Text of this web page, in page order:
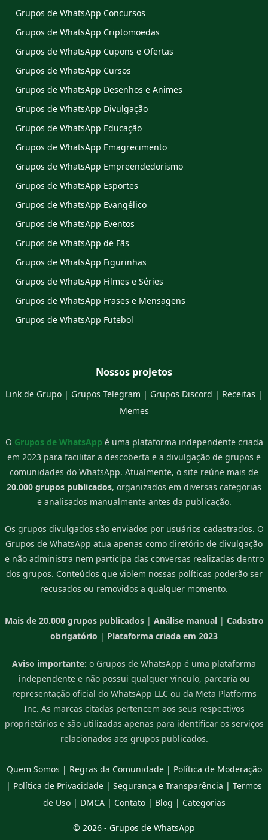
Grupos de WhatsApp Concursos
Grupos de WhatsApp Criptomoedas
Grupos de WhatsApp Cupons e Ofertas
Grupos de WhatsApp Cursos
Grupos de WhatsApp Desenhos e Animes
Grupos de WhatsApp Divulgação
Grupos de WhatsApp Educação
Grupos de WhatsApp Emagrecimento
Grupos de WhatsApp Empreendedorismo
Grupos de WhatsApp Esportes
Grupos de WhatsApp Evangélico
Grupos de WhatsApp Eventos
Grupos de WhatsApp de Fãs
Grupos de WhatsApp Figurinhas
Grupos de WhatsApp Filmes e Séries
Grupos de WhatsApp Frases e Mensagens
Grupos de WhatsApp Futebol
Nossos projetos
Link de Grupo | Grupos Telegram | Grupos Discord | Receitas |
Memes
O Grupos de WhatsApp é uma plataforma independente criada
em 2023 para facilitar a descoberta e a divulgação de grupos e
comunidades do WhatsApp. Atualmente, o site reúne mais de
20.000 grupos publicados, organizados em diversas categorias
e analisados manualmente antes da publicação.
Os grupos divulgados são enviados por usuários cadastrados. O
Grupos de WhatsApp atua apenas como diretório de divulgação
e não administra nem participa das conversas realizadas dentro
dos grupos. Conteúdos que violem nossas políticas poderão ser
recusados ou removidos a qualquer momento.
Mais de 20.000 grupos publicados| Análise manual| Cadastro
obrigatório | Plataforma criada em 2023
Aviso importante: o Grupos de WhatsApp é uma plataforma
independente e não possui qualquer vínculo, parceria ou
representação oficial do WhatsApp LLC ou da Meta Platforms
Inc. As marcas citadas pertencem aos seus respectivos
proprietários e são utilizadas apenas para identificar os serviços
relacionados aos grupos publicados.
Quem Somos | Regras da Comunidade| Política de Moderação
| Política de Privacidade | Segurança e Transparência | Termos
de Uso| DMCA| Contato| Blog | Categorias
© 2026 - Grupos de WhatsApp